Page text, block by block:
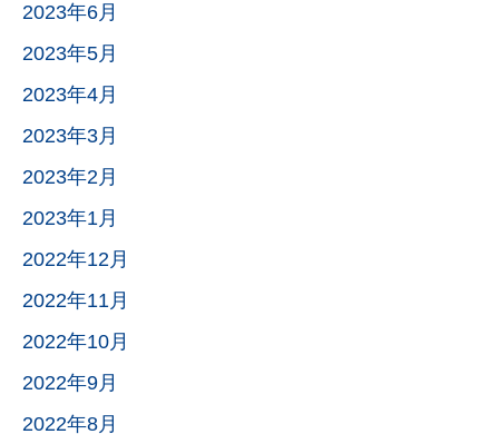
2023年6月
2023年5月
2023年4月
2023年3月
2023年2月
2023年1月
2022年12月
2022年11月
2022年10月
2022年9月
2022年8月